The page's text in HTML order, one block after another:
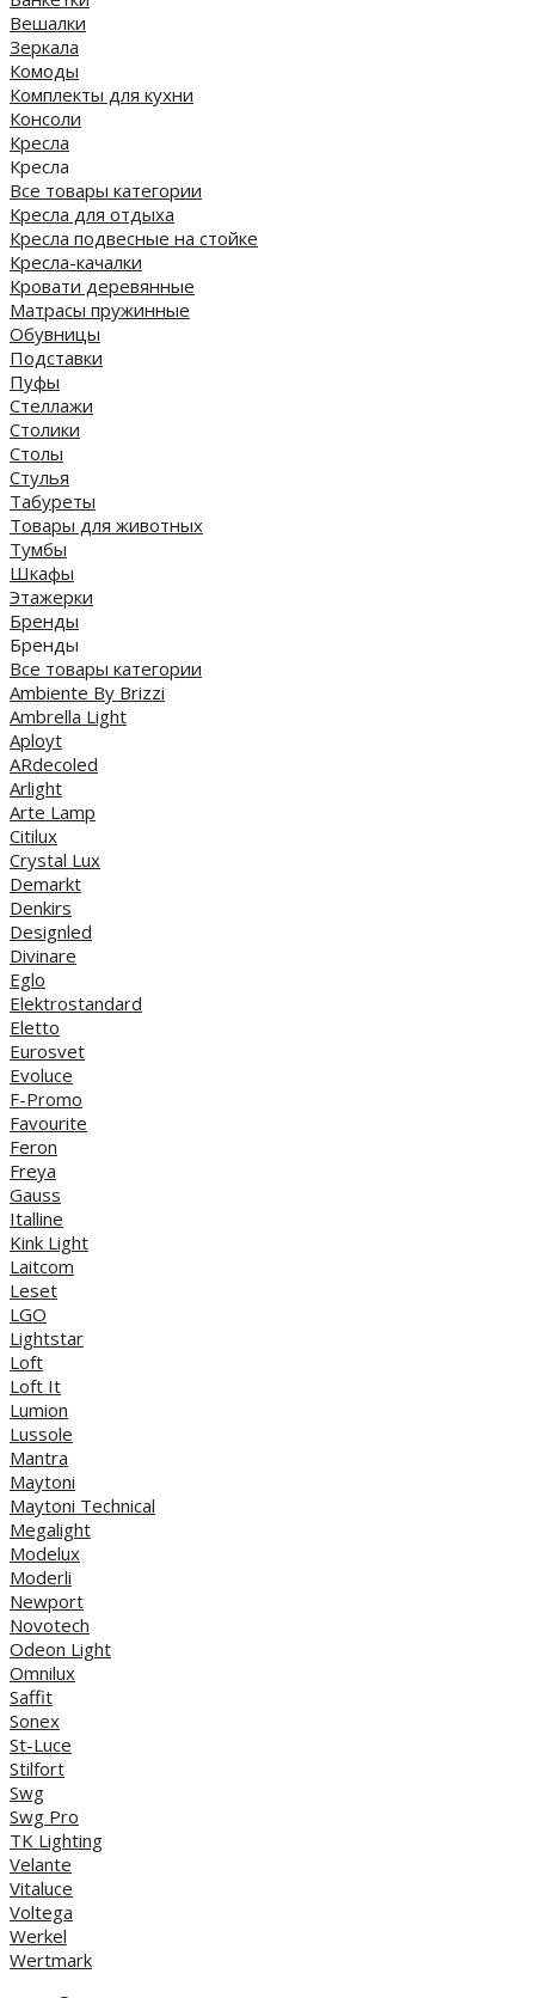
Вешалки
Зеркала
Комоды
Комплекты для кухни
Консоли
Кресла
Кресла
Все товары категории
Кресла для отдыха
Кресла подвесные на стойке
Кресла-качалки
Кровати деревянные
Матрасы пружинные
Обувницы
Подставки
Пуфы
Стеллажи
Столики
Столы
Стулья
Табуреты
Товары для животных
Тумбы
Шкафы
Этажерки
Бренды
Бренды
Все товары категории
Ambiente By Brizzi
Ambrella Light
Aployt
ARdecoled
Arlight
Arte Lamp
Citilux
Crystal Lux
Demarkt
Denkirs
Designled
Divinare
Eglo
Elektrostandard
Eletto
Eurosvet
Evoluce
F-Promo
Favourite
Feron
Freya
Gauss
Italline
Kink Light
Laitcom
Leset
LGO
Lightstar
Loft
Loft It
Lumion
Lussole
Mantra
Maytoni
Maytoni Technical
Megalight
Modelux
Moderli
Newport
Novotech
Odeon Light
Omnilux
Saffit
Sonex
St-Luce
Stilfort
Swg
Swg Pro
TK Lighting
Velante
Vitaluce
Voltega
Werkel
Wertmark